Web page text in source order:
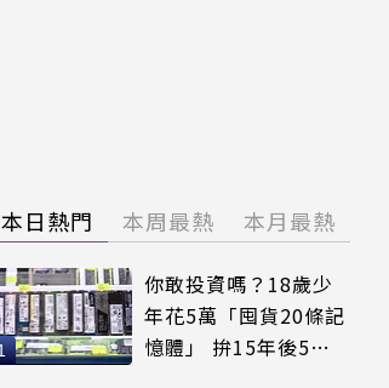
本日熱門 本周最熱 本月最熱
你敢投資嗎？18歲少
年花5萬「囤貨20條記
憶體」 拚15年後5倍